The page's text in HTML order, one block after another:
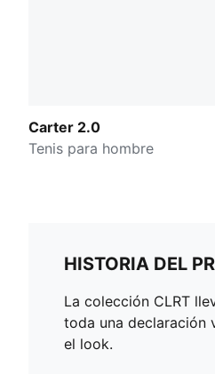
Carter 2.0
Tenis para hombre
HISTORIA DEL
La colección CLRT
toda una declaración
el look.